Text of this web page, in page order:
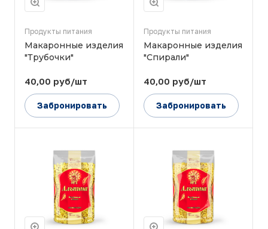
Продукты питания
Макаронные изделия
"Трубочки"
40,00 руб/шт
Забронировать
Продукты питания
Макаронные изделия
"Спирали"
40,00 руб/шт
Забронировать